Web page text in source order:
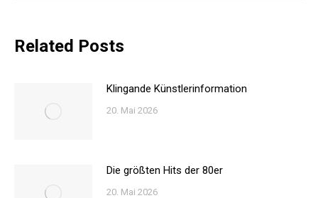
Related Posts
Klingande Künstlerinformation
20. Mai 2026
Die größten Hits der 80er
20. Mai 2026